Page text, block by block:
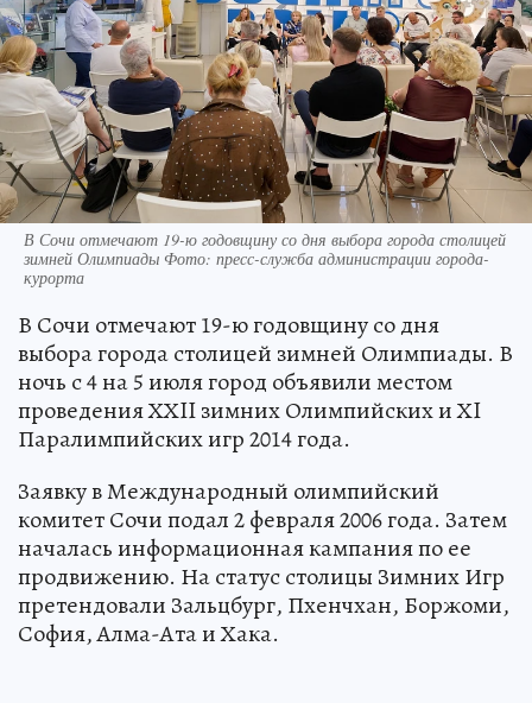
В Сочи отмечают 19-ю годовщину со дня выбора города столицей
зимней Олимпиады Фото: пресс-служба администрации города-
курорта
В Сочи отмечают 19-ю годовщину со дня
выбора города столицей зимней Олимпиады. В
ночь с 4 на 5 июля город объявили местом
проведения ХХII зимних Олимпийских и ХI
Паралимпийских игр 2014 года.
Заявку в Международный олимпийский
комитет Сочи подал 2 февраля 2006 года. Затем
началась информационная кампания по ее
продвижению. На статус столицы Зимних Игр
претендовали Зальцбург, Пхенчхан, Боржоми,
София, Алма-Ата и Хака.